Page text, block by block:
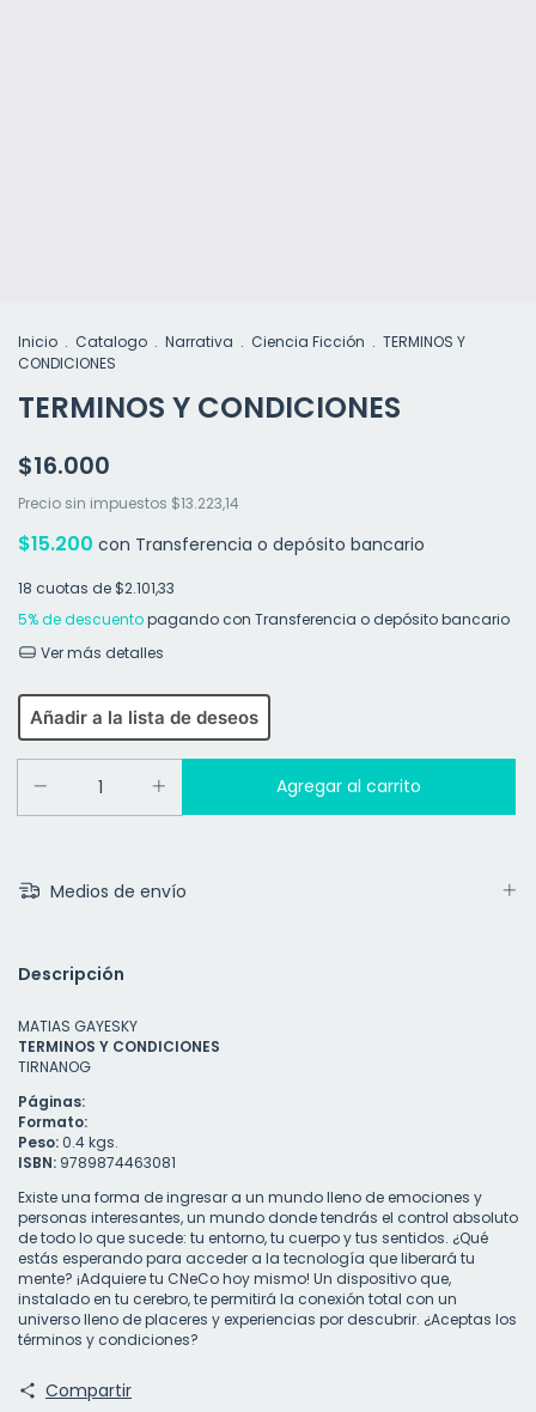
Inicio . Catalogo . Narrativa . Ciencia Ficción . TERMINOS Y
CONDICIONES
TERMINOS Y CONDICIONES
$16.000
Precio sin impuestos $13.223,14
$15.200 con Transferencia o depósito bancario
18 cuotas de $2.101,33
5% de descuentopagando con Transferencia o depósito bancario
Ver más detalles
Añadir a la lista de deseos
Medios de envío
Descripción
MATIAS GAYESKY
TERMINOS Y CONDICIONES
TIRNANOG
Páginas:
Formato:
Peso: 0.4 kgs.
ISBN: 9789874463081
Existe una forma de ingresar a un mundo lleno de emociones y
personas interesantes, un mundo donde tendrás el control absoluto
de todo lo que sucede: tu entorno, tu cuerpo y tus sentidos. ¿Qué
estás esperando para acceder a la tecnología que liberará tu
mente? ¡Adquiere tu CNeCo hoy mismo! Un dispositivo que,
instalado en tu cerebro, te permitirá la conexión total con un
universo lleno de placeres y experiencias por descubrir. ¿Aceptas los
términos y condiciones?
Compartir